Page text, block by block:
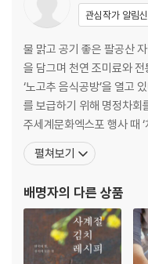
취나물 장아찌
머위나물
머위잎전
돌나물 초고추장무침
돌나물 무 물김치
참비름나물
돌미나리 두부무침
돌미나리 겉절이
총각무김치
쑥갓나물
고사리나물
관심작가 알림
물 맑고 공기 좋은 팔공산
을 담그며 천연 조미료와
‘노고추 음식공방’을 열고 있다. 음식공방을 열기 전에는 전통
를 보급하기 위해 명정차
주세계문화엑스포 행사 때
는 선재 스님과 인연을 맺게
주제로 선재 스님의 전시회
다. 요리를 하는 데 있어 큰
펼쳐보기
배명자의 다른 상품